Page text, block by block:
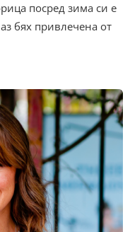
посред зима си е
бях привлечена от